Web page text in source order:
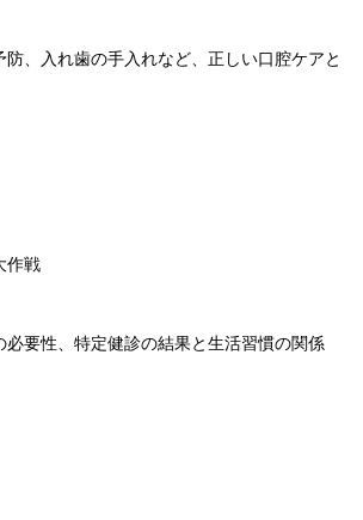
、入れ歯の手入れなど、正しい口腔ケアと
作戦
必要性、特定健診の結果と生活習慣の関係